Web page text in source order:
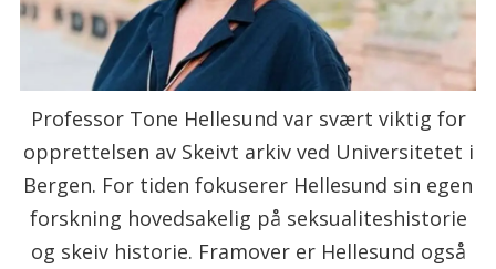
Professor Tone Hellesund var svært viktig for
opprettelsen av Skeivt arkiv ved Universitetet i
Bergen. For tiden fokuserer Hellesund sin egen
forskning hovedsakelig på seksualiteshistorie
og skeiv historie. Framover er Hellesund også